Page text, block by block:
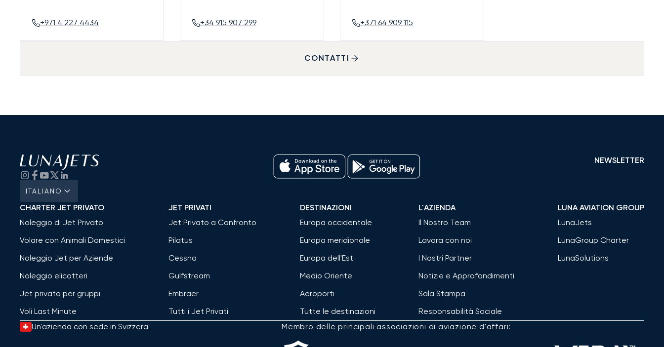
+971 4 227 4434 +34 915 907 299 +371 64 909 115
CONTATTI
ITALIANO
NEWSLETTER
CHARTER JET PRIVATO
Noleggio di Jet Privato
Volare con Animali Domestici
Noleggio Jet per Aziende
Noleggio elicotteri
Jet privato per gruppi
Voli Last Minute
JET PRIVATI
Jet Privato a Confronto
Pilatus
Cessna
Gulfstream
Embraer
Tutti i Jet Privati
DESTINAZIONI
Europa occidentale
Europa meridionale
Europa dell'Est
Medio Oriente
Aeroporti
Tutte le destinazioni
L'AZIENDA
Il Nostro Team
Lavora con noi
I Nostri Partner
Notizie e Approfondimenti
Sala Stampa
Responsabilità Sociale
LUNA AVIATION GROUP
LunaJets
LunaGroup Charter
LunaSolutions
Un'azienda con sede in Svizzera Membro delle principali associazioni di aviazione d'affari: